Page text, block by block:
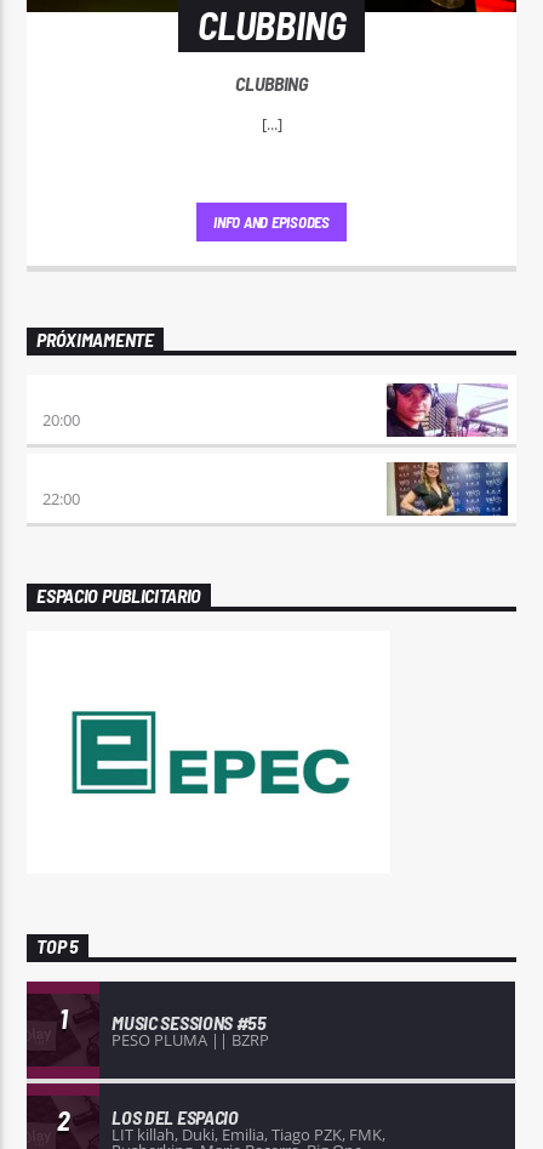
CLUBBING
CLUBBING
[...]
INFO AND EPISODES
PRÓXIMAMENTE
20:00
22:00
ESPACIO PUBLICITARIO
TOP 5
1 MUSIC SESSIONS #55
PESO PLUMA || BZRP
2 LOS DEL ESPACIO
LIT killah, Duki, Emilia, Tiago PZK, FMK,